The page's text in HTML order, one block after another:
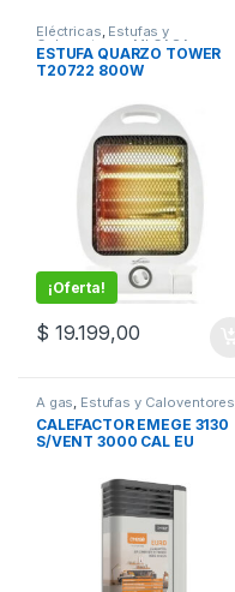
Eléctricas, Estufas y
Caloventores,MI CASA
ESTUFA QUARZO TOWER
T20722 800W
¡Oferta!
$ 19.199,00
A gas, Estufas y Caloventores
MI CASA
CALEFACTOR EMEGE 3130
S/VENT 3000 CAL EU